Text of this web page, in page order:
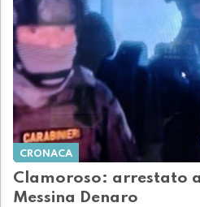
CRONACA
Clamoroso: arrestato
Messina Denaro